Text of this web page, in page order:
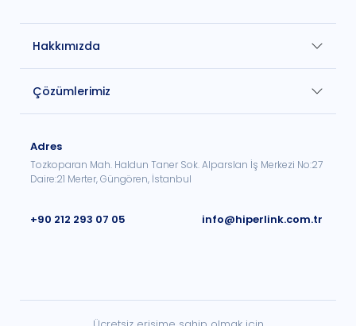
Hakkımızda
Çözümlerimiz
Adres
Tozkoparan Mah. Haldun Taner Sok. Alparslan İş Merkezi No:27
Daire:21 Merter, Güngören, İstanbul
+90 212 293 07 05 info@hiperlink.com.tr